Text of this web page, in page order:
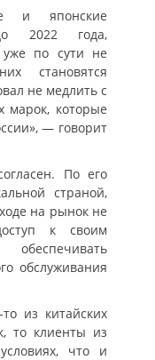
и японские
2022 года,
уже по сути не
становятся
не медлить с
марок, которые
— говорит
По его
страной,
на рынок не
к своим
обслуживания
из китайских
то клиенты из
что и